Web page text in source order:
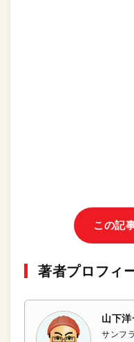
この記
著者プロフィ
山下洋
サンフ